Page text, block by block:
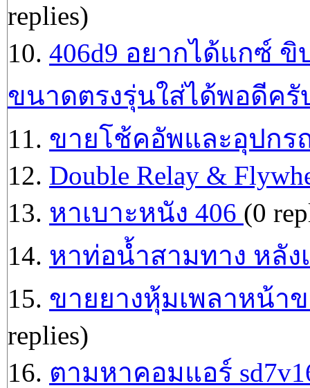
replies)
10. 406d9 อยากได้แกซ์
ขนาดตรงรุ่นใส่ได้พอดีครั
11. ขายโช้คอัพและอุปกร
12. Double Relay &
13. หาเบาะหนัง​ 406​ (0
14. หาท่อน้ำสามทาง หลัง
15. ขายยางหุ้มเพลาหน้าข
replies)
16. ตามหาคอมแอร์